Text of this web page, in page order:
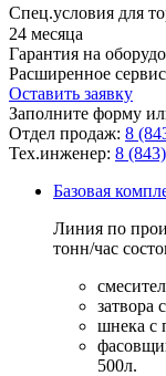
Спец.условия для
24 месяца
Гарантия на
Расширенное
Оставить заявку
Заполните форму
Отдел продаж: 8
Тех.инженер: 8
Базовая
Линия по
тонн/час
затвора
шнека с
500л.